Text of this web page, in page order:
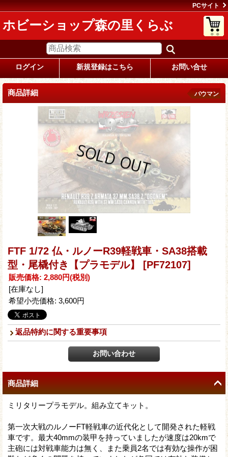
PCサイト
ホビーショップ森の里くらぶ
ログイン 新規登録はこちら お問い合せ
商品詳細 バウマン
FTF 1/72 仏・ルノーR39軽戦車・SA38搭載
型・尾橇付き【プラモデル】
[PF72107]
販売価格: 2,880円(税別)
[在庫なし]
希望小売価格: 3,600円
返品特約に関する重要事項
商品詳細
ミリタリープラモデル。組み立てキット。
第一次大戦のルノーFT軽戦車の近代化として開発された軽戦
車です。最大40mmの装甲を持っていましたが速度は20kmで
主砲には対戦車能力は無く、また乗員2名では有効な操作が困